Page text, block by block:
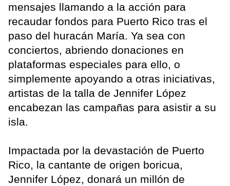
mensajes llamando a la acción para
recaudar fondos para Puerto Rico tras el
paso del huracán María. Ya sea con
conciertos, abriendo donaciones en
plataformas especiales para ello, o
simplemente apoyando a otras iniciativas,
artistas de la talla de Jennifer López
encabezan las campañas para asistir a su
isla.
Impactada por la devastación de Puerto
Rico, la cantante de origen boricua,
Jennifer López, donará un millón de